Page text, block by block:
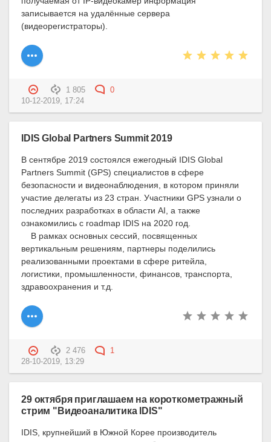
записывается на удалённые сервера
(видеорегистраторы).
1 805
0
10-12-2019, 17:24
IDIS Global Partners Summit 2019
В сентябре 2019 состоялся ежегодный IDIS Global
Partners Summit (GPS) специалистов в сфере
безопасности и видеонаблюдения, в котором приняли
участие делегаты из 23 стран. Участники GPS узнали о
последних разработках в области AI, а также
ознакомились с roadmap IDIS на 2020 год.
В рамках основных сессий, посвященных
вертикальным решениям, партнеры поделились
реализованными проектами в сфере ритейла,
логистики, промышленности, финансов, транспорта,
здравоохранения и т.д.
2 476
1
28-10-2019, 13:29
29 октября приглашаем на короткометражный
стрим "Видеоаналитика IDIS"
IDIS, крупнейший в Южной Корее производитель